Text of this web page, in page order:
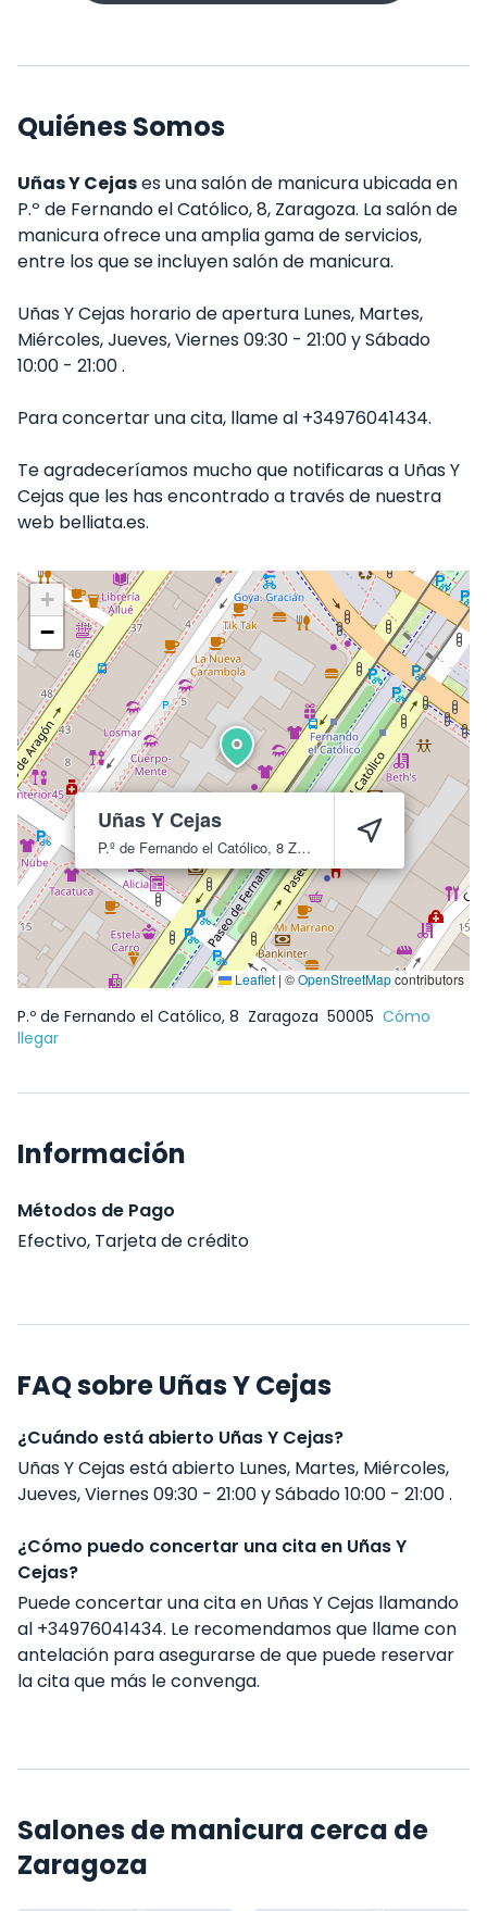
Quiénes Somos
Uñas Y Cejases una salón de manicura ubicada en
P.º de Fernando el Católico, 8, Zaragoza. La salón de
manicura ofrece una amplia gama de servicios,
entre los que se incluyen salón de manicura.
Uñas Y Cejas horario de apertura Lunes, Martes,
Miércoles, Jueves, Viernes 09:30 - 21:00 y Sábado
10:00 - 21:00 .
Para concertar una cita, llame al +34976041434.
Te agradeceríamos mucho que notificaras a Uñas Y
Cejas que les has encontrado a través de nuestra
web belliata.es.
Uñas Y Cejas
P.º de Fernando el Católico, 8 Zaragoza 50005
+
−
Leaflet | ©OpenStreetMapcontributors
P.º de Fernando el Católico, 8 Zaragoza 50005 Cómo
llegar
Información
Métodos de Pago
Efectivo, Tarjeta de crédito
FAQ sobre Uñas Y Cejas
¿Cuándo está abierto Uñas Y Cejas?
Uñas Y Cejas está abierto Lunes, Martes, Miércoles,
Jueves, Viernes 09:30 - 21:00 y Sábado 10:00 - 21:00 .
¿Cómo puedo concertar una cita en Uñas Y
Cejas?
Puede concertar una cita en Uñas Y Cejas llamando
al +34976041434. Le recomendamos que llame con
antelación para asegurarse de que puede reservar
la cita que más le convenga.
Salones de manicura cerca de
Zaragoza